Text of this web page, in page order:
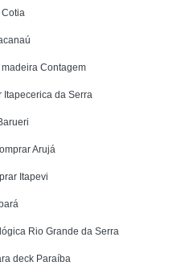
Contagem
Itapecerica da Serra
Arujá
Itapevi
Rio Grande da Serra
deck Paraíba